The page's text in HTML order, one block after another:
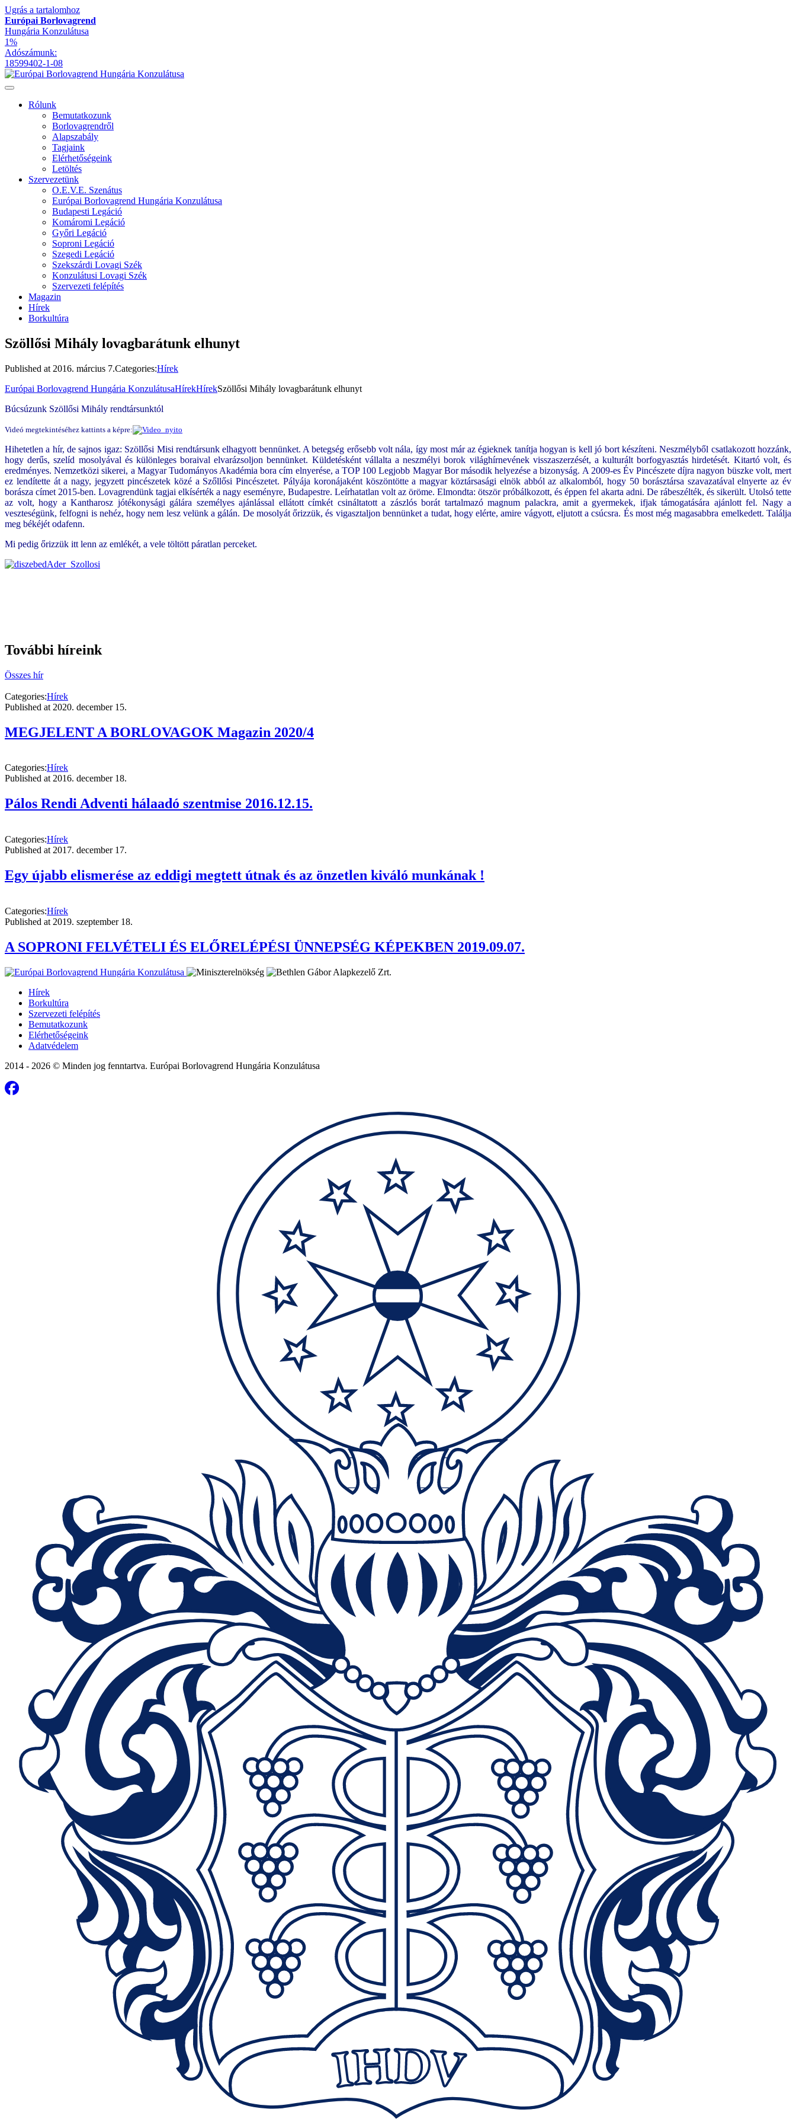
Ugrás a tartalomhoz
Európai Borlovagrend
Hungária Konzulátusa
1%
Adószámunk:
18599402-1-08
Rólunk
Bemutatkozunk
Borlovagrendről
Alapszabály
Tagjaink
Elérhetőségeink
Letöltés
Szervezetünk
O.E.V.E. Szenátus
Európai Borlovagrend Hungária Konzulátusa
Budapesti Legáció
Komáromi Legáció
Győri Legáció
Soproni Legáció
Szegedi Legáció
Szekszárdi Lovagi Szék
Konzulátusi Lovagi Szék
Szervezeti felépítés
Magazin
Hírek
Borkultúra
Szöllősi Mihály lovagbarátunk elhunyt
Published at 2016. március 7.Categories:Hírek
Európai Borlovagrend Hungária KonzulátusaHírekHírekSzöllősi Mihály lovagbarátunk elhunyt
Búcsúzunk Szöllősi Mihály rendtársunktól
Videó megtekintéséhez kattints a képre:
Hihetetlen a hír, de sajnos igaz: Szöllősi Misi rendtársunk elhagyott bennünket. A betegség erősebb volt nála, így most már az égieknek tanítja hogyan is kell jó bort készíteni. Neszmélyből csatlakozott hozzánk,
hogy derűs, szelíd mosolyával és különleges boraival elvarázsoljon bennünket. Küldetésként vállalta a neszmélyi borok világhírnevének visszaszerzését, a kulturált borfogyasztás hirdetését. Kitartó volt, és
eredményes. Nemzetközi sikerei, a Magyar Tudományos Akadémia bora cím elnyerése, a TOP 100 Legjobb Magyar Bor második helyezése a bizonyság. A 2009-es Év Pincészete díjra nagyon büszke volt, mert
ez lendítette át a nagy, jegyzett pincészetek közé a Szőllősi Pincészetet. Pályája koronájaként köszöntötte a magyar köztársasági elnök abból az alkalomból, hogy 50 borásztársa szavazatával elnyerte az év
borásza címet 2015-ben. Lovagrendünk tagjai elkísérték a nagy eseményre, Budapestre. Leírhatatlan volt az öröme. Elmondta: ötször próbálkozott, és éppen fel akarta adni. De rábeszélték, és sikerült. Utolsó tette
az volt, hogy a Kantharosz jótékonysági gálára személyes ajánlással ellátott címkét csináltatott a zászlós borát tartalmazó magnum palackra, amit a gyermekek, ifjak támogatására ajánlott fel. Nagy a
veszteségünk, felfogni is nehéz, hogy nem lesz velünk a gálán. De mosolyát őrizzük, és vigasztaljon bennünket a tudat, hogy elérte, amire vágyott, eljutott a csúcsra. És most még magasabbra emelkedett. Találja
meg békéjét odafenn.
Mi pedig őrizzük itt lenn az emlékét, a vele töltött páratlan perceket.
További híreink
Összes hír
Categories:Hírek
Published at 2020. december 15.
MEGJELENT A BORLOVAGOK Magazin 2020/4
Categories:Hírek
Published at 2016. december 18.
Pálos Rendi Adventi hálaadó szentmise 2016.12.15.
Categories:Hírek
Published at 2017. december 17.
Egy újabb elismerése az eddigi megtett útnak és az önzetlen kiváló munkának !
Categories:Hírek
Published at 2019. szeptember 18.
A SOPRONI FELVÉTELI ÉS ELŐRELÉPÉSI ÜNNEPSÉG KÉPEKBEN 2019.09.07.
Hírek
Borkultúra
Szervezeti felépítés
Bemutatkozunk
Elérhetőségeink
Adatvédelem
2014 - 2026 © Minden jog fenntartva. Európai Borlovagrend Hungária Konzulátusa